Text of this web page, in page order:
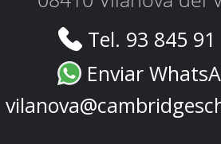
Tel. 93 845
Enviar